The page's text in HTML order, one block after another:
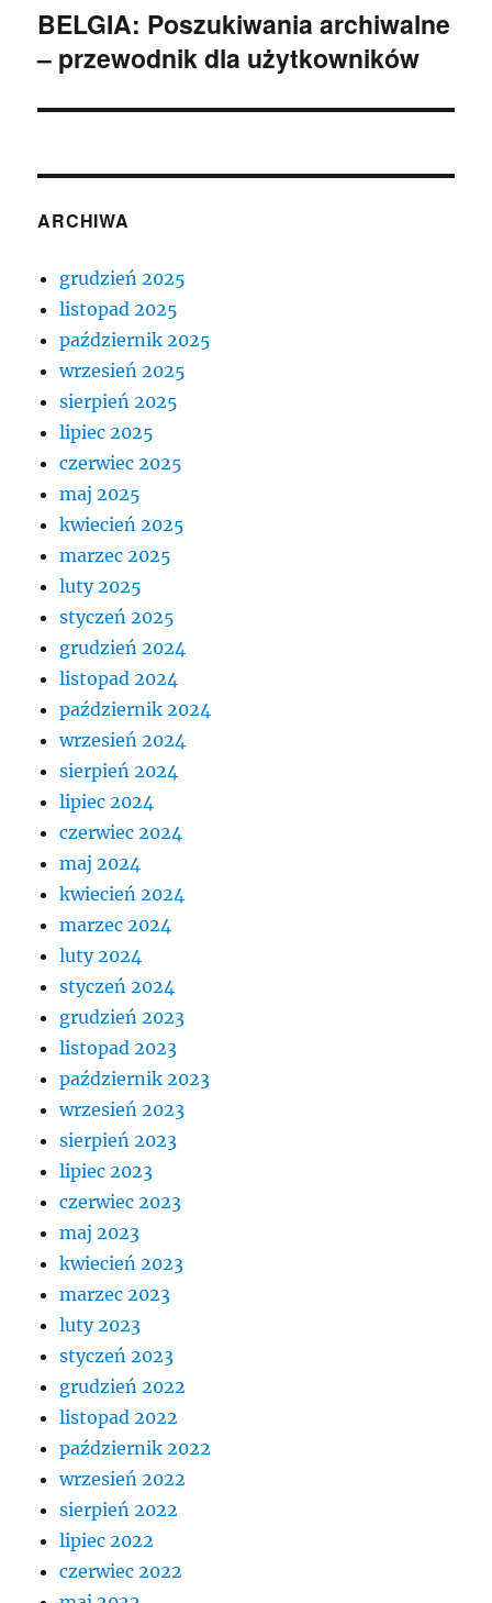
Następny
wpis:
BELGIA: Poszukiwania archiwalne
– przewodnik dla użytkowników
ARCHIWA
grudzień 2025
listopad 2025
październik 2025
wrzesień 2025
sierpień 2025
lipiec 2025
czerwiec 2025
maj 2025
kwiecień 2025
marzec 2025
luty 2025
styczeń 2025
grudzień 2024
listopad 2024
październik 2024
wrzesień 2024
sierpień 2024
lipiec 2024
czerwiec 2024
maj 2024
kwiecień 2024
marzec 2024
luty 2024
styczeń 2024
grudzień 2023
listopad 2023
październik 2023
wrzesień 2023
sierpień 2023
lipiec 2023
czerwiec 2023
maj 2023
kwiecień 2023
marzec 2023
luty 2023
styczeń 2023
grudzień 2022
listopad 2022
październik 2022
wrzesień 2022
sierpień 2022
lipiec 2022
czerwiec 2022